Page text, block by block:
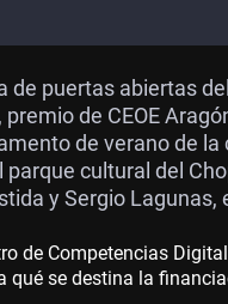
de puertas abiertas
de CEOE
de verano de
cultural del
y Sergio
de Competencias
se destina la